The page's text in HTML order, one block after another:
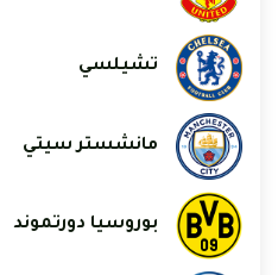
تشيلسي
مانشستر سيتي
بوروسيا دورتموند